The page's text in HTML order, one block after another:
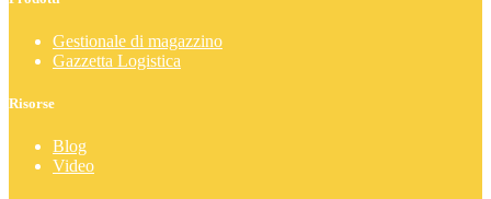
Gestionale di magazzino
Gazzetta Logistica
Risorse
Blog
Video